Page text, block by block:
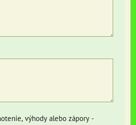
výhody alebo zápory -